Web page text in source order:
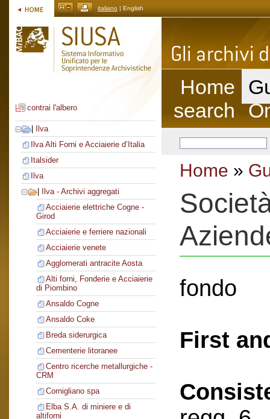
italiano | English
contrai l'albero
Ilva
Ilva Alti Forni e Acciaierie d’Italia
Italsider
Ilva
Ilva - Archivi aggregati
Acciaierie elettriche Cogne -
Girod
Acciaierie e ferriere nazionali
Acciaierie venete
Agglomerati antracite Aosta
Alti forni, Fonderie e Acciaierie
di Piombino
Ansaldo Cogne
Ansaldo Coke
Breda siderurgica
Cementerie litoranee
Centro ricerche metallurgiche -
CRM
Cornigliano spa
Elba S.A. di miniere e di
altiforni
Home
search
Home »
fondo
First